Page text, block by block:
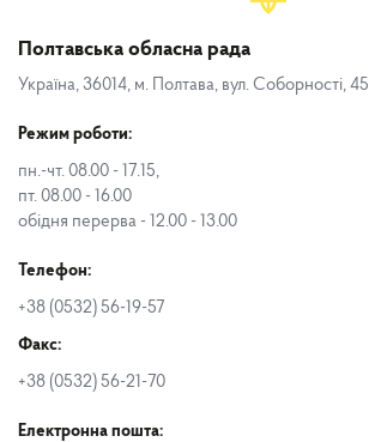
Полтавська обласна рада
Україна, 36014, м. Полтава, вул. Соборності, 45
Режим роботи:
пн.-чт. 08.00 - 17.15,
пт. 08.00 - 16.00
обідня перерва - 12.00 - 13.00
Телефон:
+38 (0532) 56-19-57
Факс:
+38 (0532) 56-21-70
Електронна пошта: